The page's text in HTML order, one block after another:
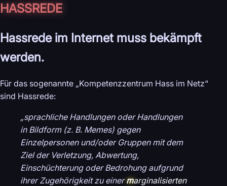
HASSREDE
Hassrede im Internet muss bekämpft
werden.
Für das sogenannte „Kompetenzzentrum Hass im Netz“
sind Hassrede:
„sprachliche Handlungen oder Handlungen
in Bildform (z. B. Memes) gegen
Einzelpersonen und/oder Gruppen mit dem
Ziel der Verletzung, Abwertung,
Einschüchterung oder Bedrohung aufgrund
ihrer Zugehörigkeit zu einermarginalisierten